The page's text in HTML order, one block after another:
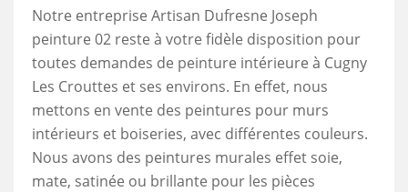
Notre entreprise Artisan Dufresne Joseph
peinture 02 reste à votre fidèle disposition pour
toutes demandes de peinture intérieure à Cugny
Les Crouttes et ses environs. En effet, nous
mettons en vente des peintures pour murs
intérieurs et boiseries, avec différentes couleurs.
Nous avons des peintures murales effet soie,
mate, satinée ou brillante pour les pièces